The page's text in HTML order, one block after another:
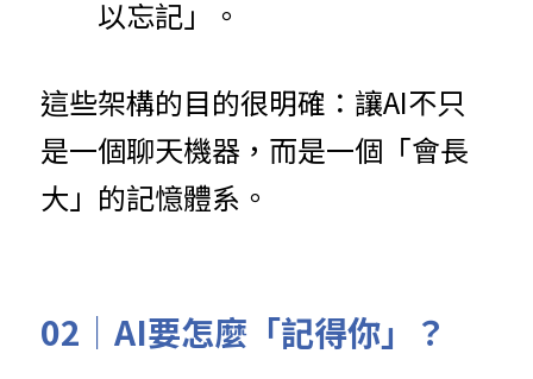
以忘記」。
這些架構的目的很明確：讓AI不只
是一個聊天機器，而是一個「會長
大」的記憶體系。
02｜AI要怎麼「記得你」？